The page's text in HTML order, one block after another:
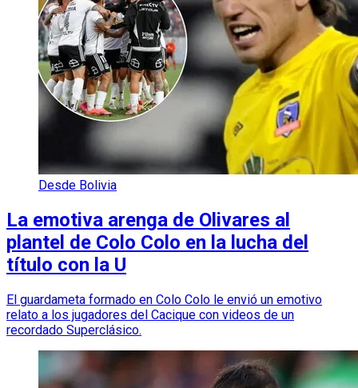
Desde Bolivia
La emotiva arenga de Olivares al
plantel de Colo Colo en la lucha del
título con la U
El guardameta formado en Colo Colo le envió un emotivo
relato a los jugadores del Cacique con videos de un
recordado Superclásico.